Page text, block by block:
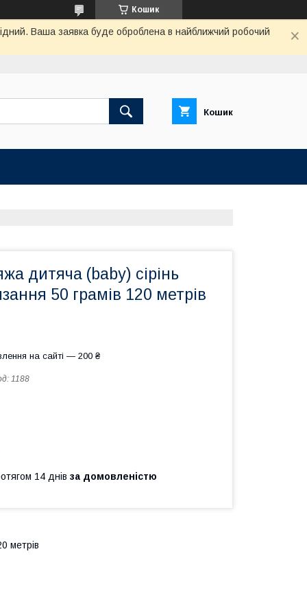
Кошик
Ваша заявка буде оброблена в найближчий робочий
Кошик
дитяча (baby) сірінь
50 грамів 120 метрів
на сайті — 200 ₴
1188
14 днів за домовленістю
метрів